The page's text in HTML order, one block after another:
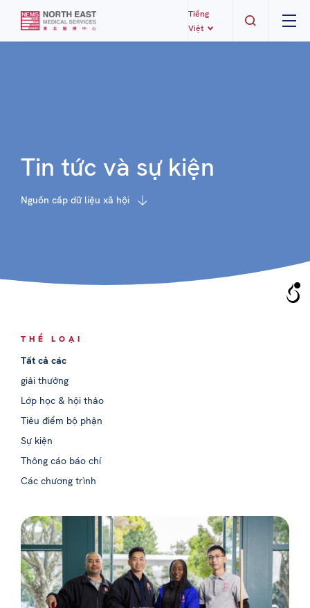
Tiếng
Việt
Tin tức và sự kiện
Nguồn cấp dữ liệu xã hội
THỂ LOẠI
Tất cả các
giải thưởng
Lớp học & hội thảo
Tiêu điểm bộ phận
Sự kiện
Thông cáo báo chí
Các chương trình